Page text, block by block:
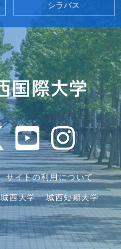
シラバス
サイトの利用について
城西大学 城西短期大学